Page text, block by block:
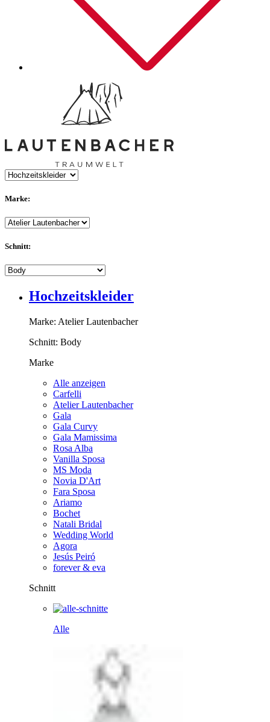
Marke:
Schnitt:
Hochzeitskleider
Marke: Atelier Lautenbacher
Schnitt: Body
Marke
Alle anzeigen
Carfelli
Atelier Lautenbacher
Gala
Gala Curvy
Gala Mamissima
Rosa Alba
Vanilla Sposa
MS Moda
Novia D'Art
Fara Sposa
Ariamo
Bochet
Natali Bridal
Wedding World
Agora
Jesús Peiró
forever & eva
Schnitt
Alle